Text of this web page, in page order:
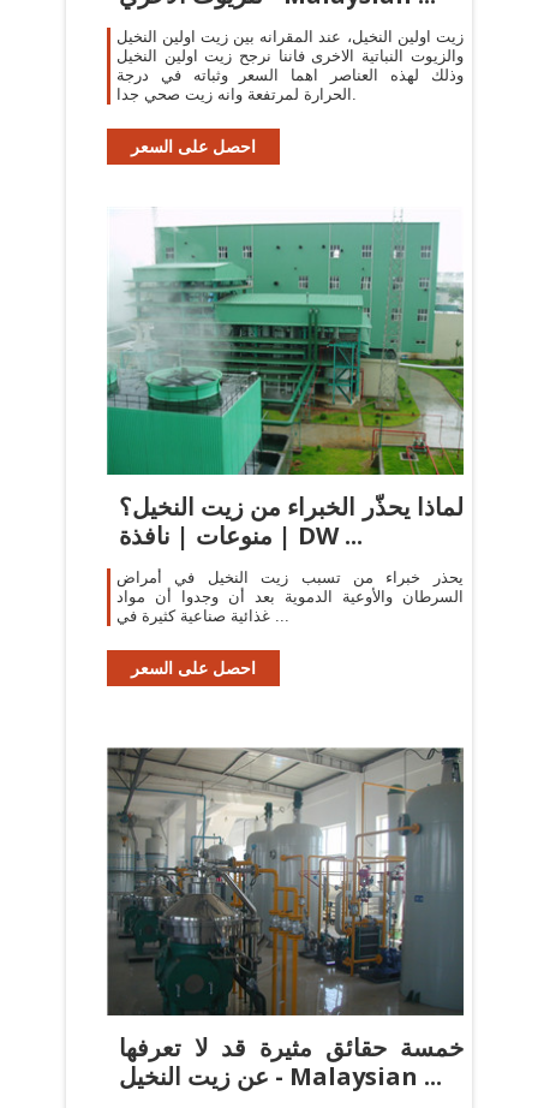
زيت اولين النخيل، عند المقرانه بين زيت اولين النخيل
والزيوت النباتية الاخرى فاننا نرجح زيت اولين النخيل
وذلك لهذه العناصر اهما السعر وثباته في درجة
الحرارة لمرتفعة وانه زيت صحي جدا.
احصل على السعر
لماذا يحذّر الخبراء من زيت النخيل؟
| منوعات | نافذة DW ...
يحذر خبراء من تسبب زيت النخيل في أمراض
السرطان والأوعية الدموية بعد أن وجدوا أن مواد
غذائية صناعية كثيرة في ...
احصل على السعر
خمسة حقائق مثيرة قد لا تعرفها
عن زيت النخيل - Malaysian ...